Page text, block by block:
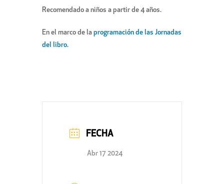
Recomendado a niños a partir de 4 años.
En el marco de la programación de las Jornadas
del libro.
FECHA
Abr 17 2024